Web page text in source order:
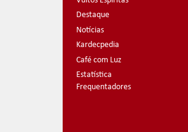
Destaque
Notícias
Kardecpedia
Café com Luz
Estatística
Frequentadores